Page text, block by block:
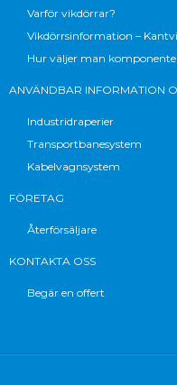
Varför vikdörrar?
Vikdörrsinformation –
Hur väljer man
ANVÄNDBAR INFORMATION
Industridraperier
Transportbanesystem
Kabelvagnsystem
FÖRETAG
Återförsäljare
KONTAKTA OSS
Begär en offert